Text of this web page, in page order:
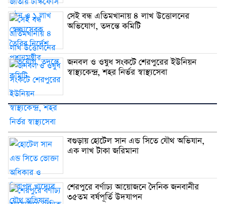
সেই বন্ধ এতিমখানায় ৪ লাখ উত্তোলনের
অভিযোগ, তদন্তে কমিটি
জনবল ও ওষুধ সংকটে শেরপুরের ইউনিয়ন
স্বাস্থ্যকেন্দ্র, শহর নির্ভর স্বাস্থ্যসেবা
বগুড়ায় হোটেল সান এন্ড সিতে যৌথ অভিযান,
এক লাখ টাকা জরিমানা
শেরপুরে বর্ণাঢ্য আয়োজনে দৈনিক জনবানীর
৩৫তম বর্ষপূর্তি উদযাপন